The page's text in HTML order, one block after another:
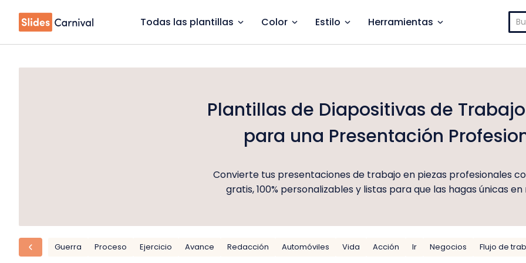
Todas las plantillas Color Estilo Herramientas
Plantillas de Diapositivas de
para una Presentación
Convierte tus presentaciones de trabajo en piezas profesionales
gratis, 100% personalizables y listas para que las hagas únicas en
Guerra Proceso Ejercicio Avance Redacción Automóviles Vida Acción Ir Negocios Flujo de